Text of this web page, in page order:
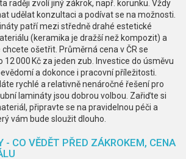
raději zvolí jiný zákrok, např. korunku. Vždy
udělat konzultaci a podívat se na možnosti.
patří mezi středně drahé estetické
(keramika je dražší než kompozit) a
ošetřit. Průměrná cena v ČR se
12 000 Kč za jeden zub. Investice do úsměvu
a dokonce i pracovní příležitosti.
rychlé a relativně nenáročné řešení pro
lamináty jsou dobrou volbou. Zařiďte si
připravte se na pravidelnou péči a
vám bude sloužit dlouho.
- CO VĚDĚT PŘED ZÁKROKEM, CENA